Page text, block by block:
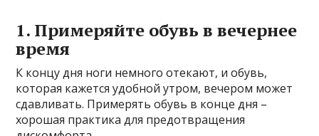
1. Примеряйте обувь в вечернее
время
К концу дня ноги немного отекают, и обувь,
которая кажется удобной утром, вечером может
сдавливать. Примерять обувь в конце дня –
хорошая практика для предотвращения